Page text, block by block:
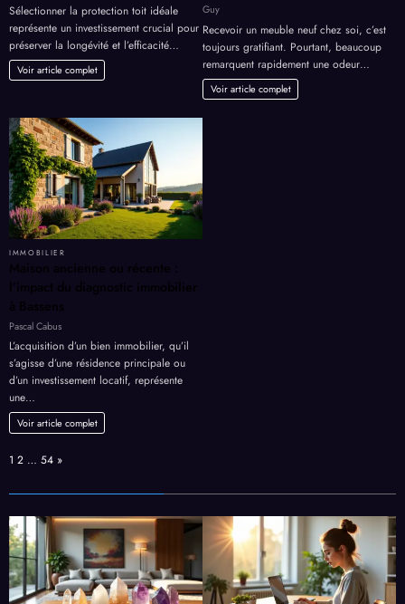
Sélectionner la protection toit idéale
représente un investissement crucial pour
préserver la longévité et l’efficacité…
Voir article complet
Guy
Recevoir un meuble neuf chez soi, c’est
toujours gratifiant. Pourtant, beaucoup
remarquent rapidement une odeur…
Voir article complet
IMMOBILIER
Maison ancienne ou récente :
l’impact du diagnostic immobilier
à Bassens
Pascal Cabus
L’acquisition d’un bien immobilier, qu’il
s’agisse d’une résidence principale ou
d’un investissement locatif, représente
une…
Voir article complet
Page:
1 2 … 54 Next
»